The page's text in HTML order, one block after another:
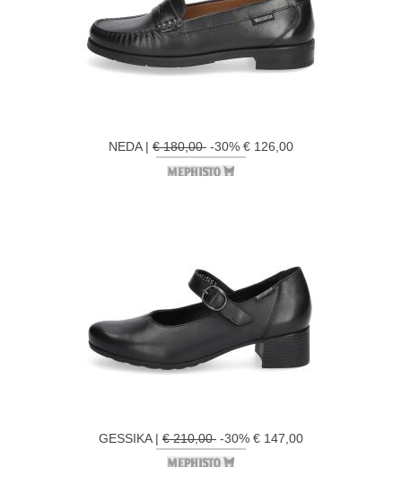
NEDA | € 180,00-30% € 126,00
GESSIKA | € 210,00-30% € 147,00